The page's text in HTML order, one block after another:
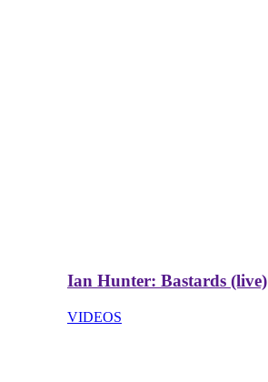
Ian Hunter: Bastards (live)
VIDEOS